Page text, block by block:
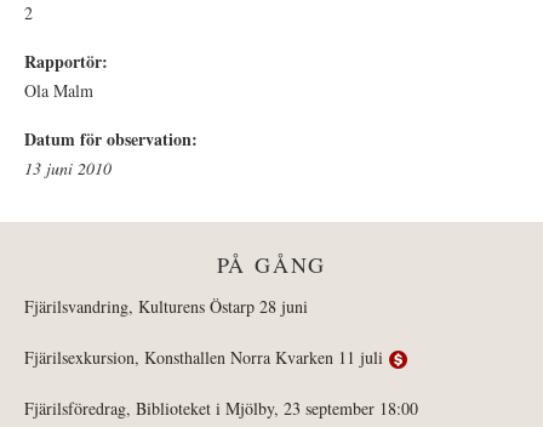
2
Rapportör:
Ola Malm
Datum för observation:
13 juni 2010
PÅ GÅNG
Fjärilsvandring, Kulturens Östarp 28 juni
Fjärilsexkursion, Konsthallen Norra Kvarken 11 juli
Fjärilsföredrag, Biblioteket i Mjölby, 23 september 18:00